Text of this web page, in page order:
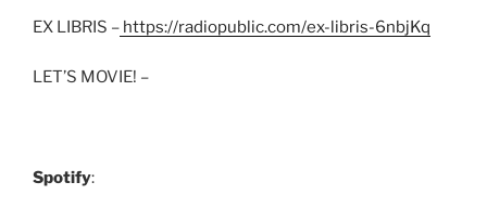
EX LIBRIS – https://radiopublic.com/ex-libris-6nbjKq
LET’S MOVIE! –
Spotify: